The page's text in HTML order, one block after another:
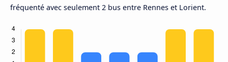
fréquenté avec seulement 2 bus entre Rennes et Lorient.